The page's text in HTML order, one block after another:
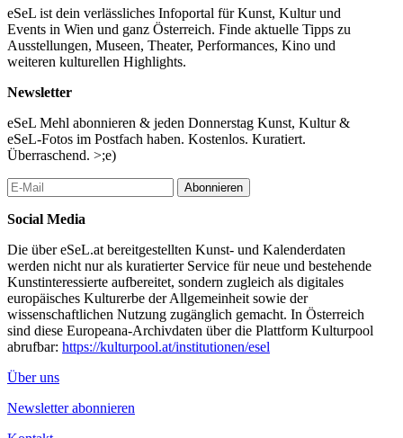
eSeL ist dein verlässliches Infoportal für Kunst, Kultur und
Events in Wien und ganz Österreich. Finde aktuelle Tipps zu
Ausstellungen, Museen, Theater, Performances, Kino und
weiteren kulturellen Highlights.
Newsletter
eSeL Mehl abonnieren & jeden Donnerstag Kunst, Kultur &
eSeL-Fotos im Postfach haben. Kostenlos. Kuratiert.
Überraschend. >;e)
Abonnieren
Social Media
Die über eSeL.at bereitgestellten Kunst- und Kalenderdaten
werden nicht nur als kuratierter Service für neue und bestehende
Kunstinteressierte aufbereitet, sondern zugleich als digitales
europäisches Kulturerbe der Allgemeinheit sowie der
wissenschaftlichen Nutzung zugänglich gemacht. In Österreich
sind diese Europeana-Archivdaten über die Plattform Kulturpool
abrufbar: https://kulturpool.at/institutionen/esel
Über uns
Newsletter abonnieren